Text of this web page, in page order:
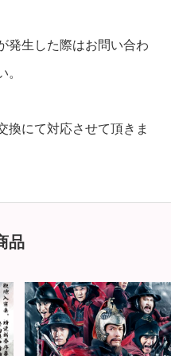
発生した際はお問い合わ
。
換にて対応させて頂きま
品